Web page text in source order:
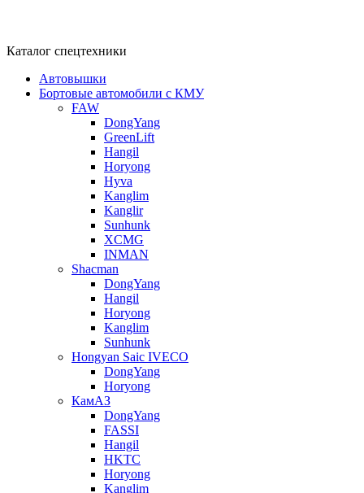
Каталог спецтехники
Автовышки
Бортовые автомобили с КМУ
FAW
DongYang
GreenLift
Hangil
Horyong
Hyva
Kanglim
Kanglir
Sunhunk
XCMG
INMAN
Shacman
DongYang
Hangil
Horyong
Kanglim
Sunhunk
Hongyan Saic IVECO
DongYang
Horyong
КамАЗ
DongYang
FASSI
Hangil
HKTC
Horyong
Kanglim